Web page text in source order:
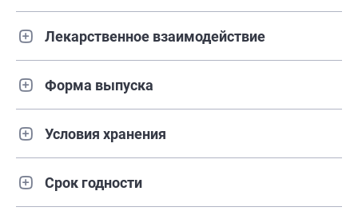
Лекарственное взаимодействие
Форма выпуска
Условия хранения
Срок годности